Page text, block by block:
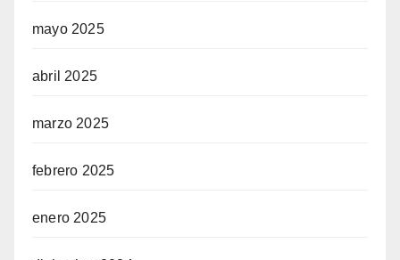
mayo 2025
abril 2025
marzo 2025
febrero 2025
enero 2025